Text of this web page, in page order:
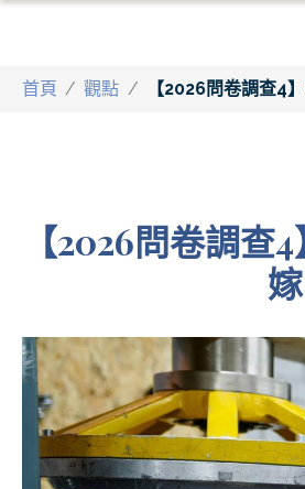
首頁 / 觀點 / 【2026問卷調查4
【2026問卷調